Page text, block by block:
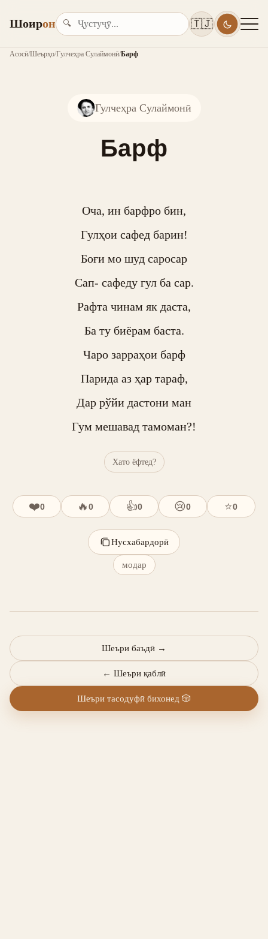
Шоирон 🔍 🇹🇯
Асосӣ/Шеърҳо/Гулчеҳра Сулаймонӣ/Барф
Гулчеҳра Сулаймонӣ
Барф
Оча, ин барфро бин,
Гулҳои сафед барин!
Боғи мо шуд саросар
Сап- сафеду гул ба сар.
Рафта чинам як даста,
Ба ту биёрам баста.
Чаро зарраҳои барф
Парида аз ҳар тараф,
Дар рўйи дастони ман
Гум мешавад тамоман?!
Хато ёфтед?
❤️0 🔥0 👍0 😢0 ⭐0
Нусхабардорӣ
модар
← Шеъри қаблӣ
Шеъри баъдӣ →
Шеъри тасодуфӣ бихонед 🎲